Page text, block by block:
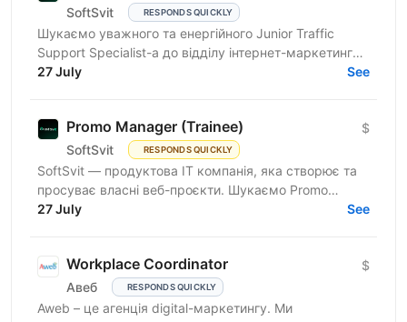
SoftSvit RESPONDS QUICKLY
Шукаємо уважного та енергійного Junior Traffic
Support Specialist-а до відділу інтернет-маркетингу
продуктової ІТ-компанії. Якщо Ви прагнете
27 July See
Promo Manager (Trainee)
SoftSvit RESPONDS QUICKLY
$
SoftSvit — продуктова IT компанія, яка створює та
просуває власні веб-проєкти. Шукаємо Promo
Manager (Trainee): якщо ти на старті кар'єри й хочеш
27 July See
Workplace Coordinator
Авеб RESPONDS QUICKLY
$
Aweb – це агенція digital-маркетингу. Ми